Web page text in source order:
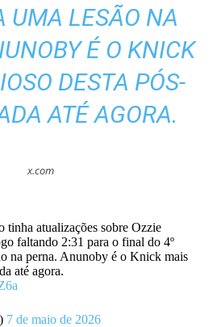
UMA LESÃO NA
É O KNICK
DESTA PÓS-
ATÉ AGORA.
x.com
atualizações sobre Ozzie
faltando 2:31 para o final do 4º
na perna. Anunoby é o Knick mais
até agora.
7 de maio de 2026